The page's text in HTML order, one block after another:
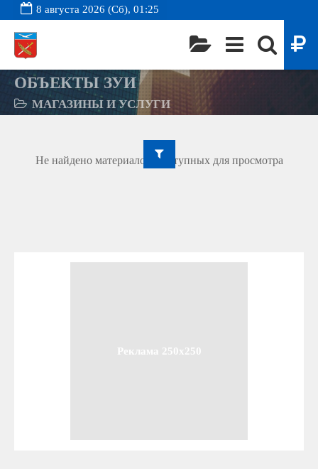
8 августа 2026 (Сб), 01:25
ОБЪЕКТЫ ЗУИ
МАГАЗИНЫ И УСЛУГИ
Не найдено материалов, доступных для просмотра
Реклама 250x250